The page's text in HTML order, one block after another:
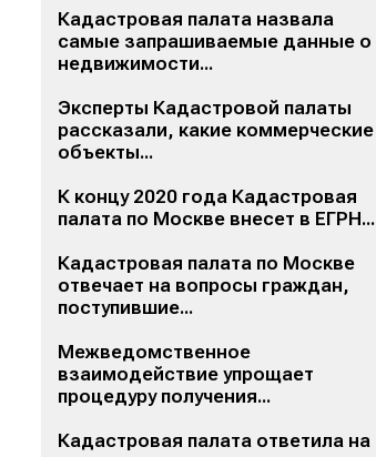
Кадастровая палата назвала
самые запрашиваемые данные о
недвижимости...
Эксперты Кадастровой палаты
рассказали, какие коммерческие
объекты...
К концу 2020 года Кадастровая
палата по Москве внесет в ЕГРН...
Кадастровая палата по Москве
отвечает на вопросы граждан,
поступившие...
Межведомственное
взаимодействие упрощает
процедуру получения...
Кадастровая палата ответила на